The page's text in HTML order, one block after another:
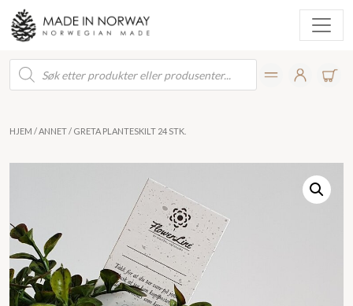
Products
search
HJEM /ANNET/ GRETA PLANTESKILT 24 STK.